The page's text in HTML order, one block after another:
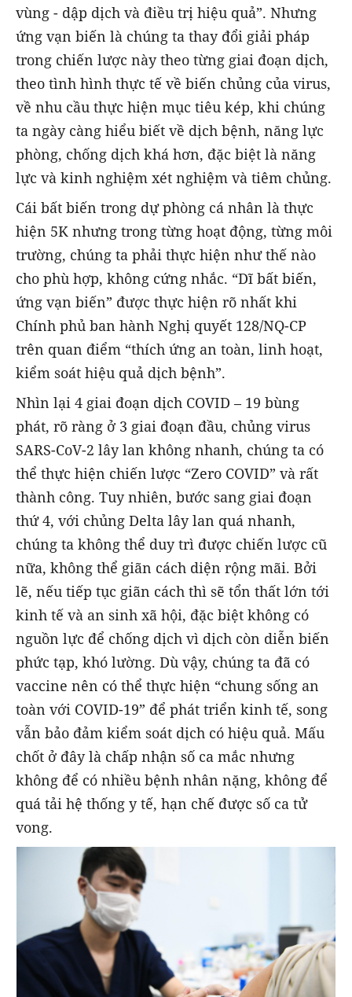
vùng - dập dịch và điều trị hiệu quả”. Nhưng
ứng vạn biến là chúng ta thay đổi giải pháp
trong chiến lược này theo từng giai đoạn dịch,
theo tình hình thực tế về biến chủng của virus,
về nhu cầu thực hiện mục tiêu kép, khi chúng
ta ngày càng hiểu biết về dịch bệnh, năng lực
phòng, chống dịch khá hơn, đặc biệt là năng
lực và kinh nghiệm xét nghiệm và tiêm chủng.
Cái bất biến trong dự phòng cá nhân là thực
hiện 5K nhưng trong từng hoạt động, từng môi
trường, chúng ta phải thực hiện như thế nào
cho phù hợp, không cứng nhắc. “Dĩ bất biến,
ứng vạn biến” được thực hiện rõ nhất khi
Chính phủ ban hành Nghị quyết 128/NQ-CP
trên quan điểm “thích ứng an toàn, linh hoạt,
kiểm soát hiệu quả dịch bệnh”.
Nhìn lại 4 giai đoạn dịch COVID – 19 bùng
phát, rõ ràng ở 3 giai đoạn đầu, chủng virus
SARS-CoV-2 lây lan không nhanh, chúng ta có
thể thực hiện chiến lược “Zero COVID” và rất
thành công. Tuy nhiên, bước sang giai đoạn
thứ 4, với chủng Delta lây lan quá nhanh,
chúng ta không thể duy trì được chiến lược cũ
nữa, không thể giãn cách diện rộng mãi. Bởi
lẽ, nếu tiếp tục giãn cách thì sẽ tổn thất lớn tới
kinh tế và an sinh xã hội, đặc biệt không có
nguồn lực để chống dịch vì dịch còn diễn biến
phức tạp, khó lường. Dù vậy, chúng ta đã có
vaccine nên có thể thực hiện “chung sống an
toàn với COVID-19” để phát triển kinh tế, song
vẫn bảo đảm kiểm soát dịch có hiệu quả. Mấu
chốt ở đây là chấp nhận số ca mắc nhưng
không để có nhiều bệnh nhân nặng, không để
quá tải hệ thống y tế, hạn chế được số ca tử
vong.